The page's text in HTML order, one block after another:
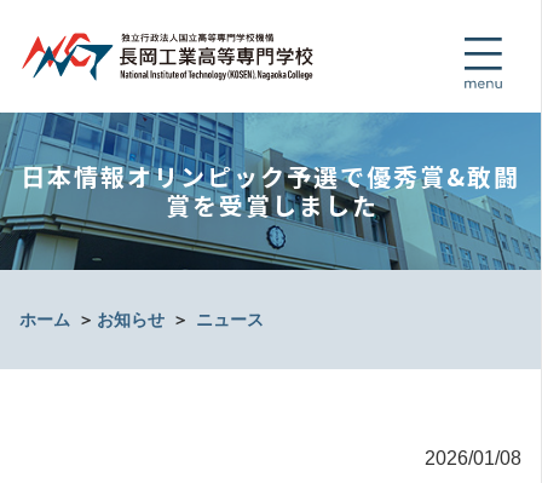
日本情報オリンピック予選で優秀賞&敢闘
賞を受賞しました
ホーム ＞ お知らせ ＞ ニュース
2026/01/08